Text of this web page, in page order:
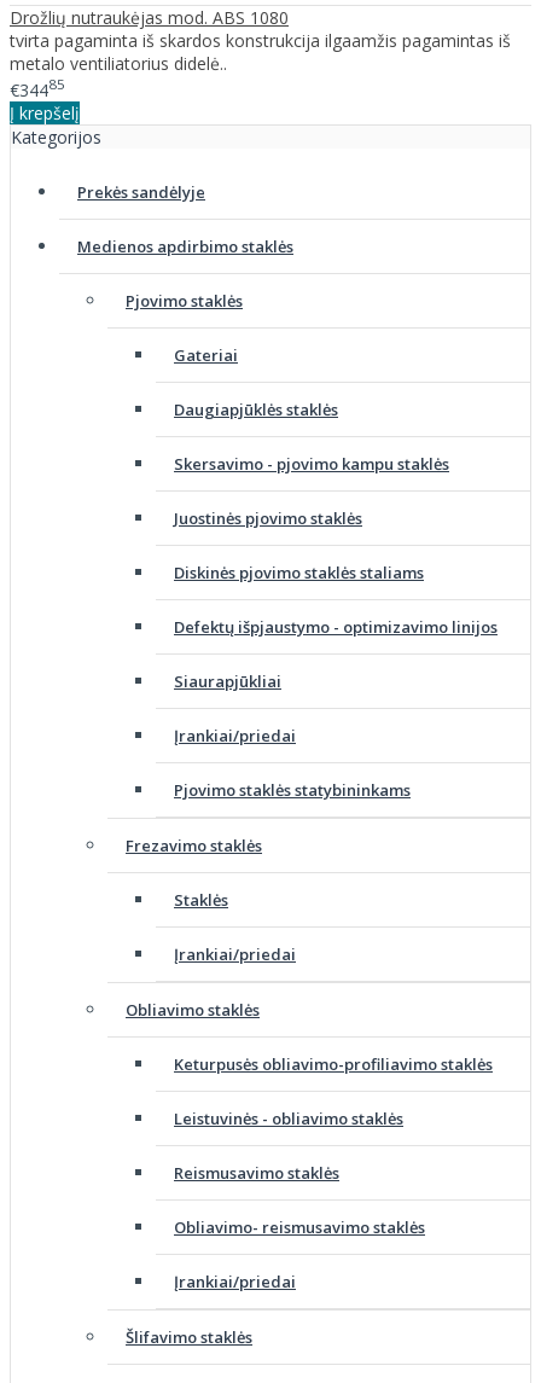
Drožlių nutraukėjas mod. ABS 1080
tvirta pagaminta iš skardos konstrukcija ilgaamžis pagamintas iš
metalo ventiliatorius didelė..
€34485
Į krepšelį
Kategorijos
Prekės sandėlyje
Medienos apdirbimo staklės
Pjovimo staklės
Gateriai
Daugiapjūklės staklės
Skersavimo - pjovimo kampu staklės
Juostinės pjovimo staklės
Diskinės pjovimo staklės staliams
Defektų išpjaustymo - optimizavimo linijos
Siaurapjūkliai
Įrankiai/priedai
Pjovimo staklės statybininkams
Frezavimo staklės
Staklės
Įrankiai/priedai
Obliavimo staklės
Keturpusės obliavimo-profiliavimo staklės
Leistuvinės - obliavimo staklės
Reismusavimo staklės
Obliavimo- reismusavimo staklės
Įrankiai/priedai
Šlifavimo staklės